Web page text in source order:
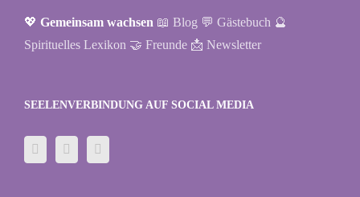
💖 Gemeinsam wachsen 📖 Blog 💬 Gästebuch 🔮
Spirituelles Lexikon 🤝 Freunde 📩 Newsletter
SEELENVERBINDUNG AUF SOCIAL MEDIA